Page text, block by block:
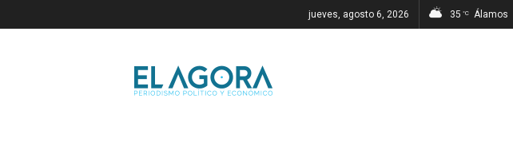
jueves, agosto 6, 2026 35 °C Álamos